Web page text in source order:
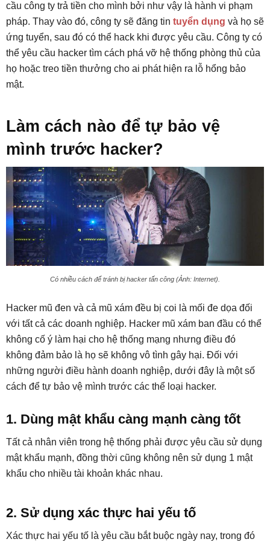
cầu công ty trả tiền cho mình bởi như vậy là hành vi phạm
pháp. Thay vào đó, công ty sẽ đăng tin tuyển dụng và họ sẽ
ứng tuyển, sau đó có thể hack khi được yêu cầu. Công ty có
thể yêu cầu hacker tìm cách phá vỡ hệ thống phòng thủ của
họ hoặc treo tiền thưởng cho ai phát hiện ra lỗ hổng bảo
mật.
Làm cách nào để tự bảo vệ
mình trước hacker?
Có nhiều cách để tránh bị hacker tấn công (Ảnh: Internet).
Hacker mũ đen và cả mũ xám đều bị coi là mối đe dọa đối
với tất cả các doanh nghiệp. Hacker mũ xám ban đầu có thể
không cố ý làm hại cho hệ thống mạng nhưng điều đó
không đảm bảo là họ sẽ không vô tình gây hại. Đối với
những người điều hành doanh nghiệp, dưới đây là một số
cách để tự bảo vệ mình trước các thể loại hacker.
1. Dùng mật khẩu càng mạnh càng tốt
Tất cả nhân viên trong hệ thống phải được yêu cầu sử dụng
mật khẩu mạnh, đồng thời cũng không nên sử dụng 1 mật
khẩu cho nhiều tài khoản khác nhau.
2. Sử dụng xác thực hai yếu tố
Xác thực hai yếu tố là yêu cầu bắt buộc ngày nay, trong đó